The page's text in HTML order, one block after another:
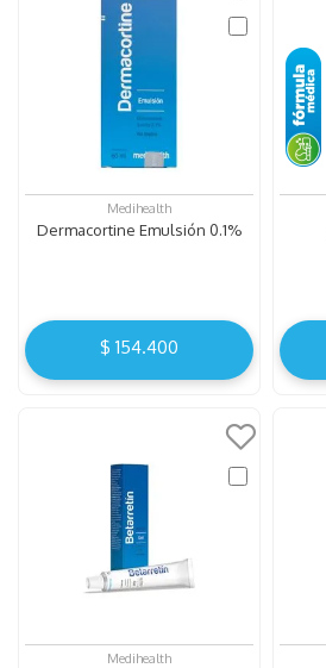
Medihealth
Dermacortine Emulsión 0.1%
$ 154.400
Medihealth